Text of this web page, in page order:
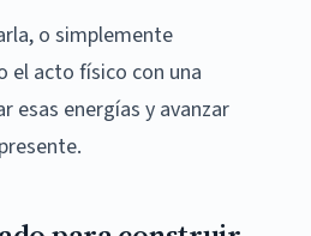
o simplemente
el acto físico con una
esas energías y avanzar